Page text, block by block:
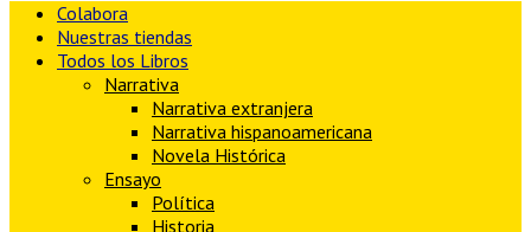
Colabora
Nuestras tiendas
Todos los Libros
Narrativa
Narrativa extranjera
Narrativa hispanoamericana
Novela Histórica
Ensayo
Política
Historia